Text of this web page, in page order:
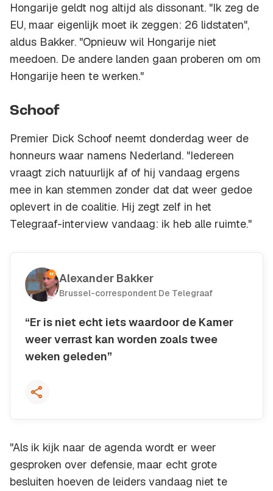
Hongarije geldt nog altijd als dissonant. "Ik zeg de
EU, maar eigenlijk moet ik zeggen: 26 lidstaten",
aldus Bakker. "Opnieuw wil Hongarije niet
meedoen. De andere landen gaan proberen om om
Hongarije heen te werken."
Schoof
Premier Dick Schoof neemt donderdag weer de
honneurs waar namens Nederland. "Iedereen
vraagt zich natuurlijk af of hij vandaag ergens
mee in kan stemmen zonder dat dat weer gedoe
oplevert in de coalitie. Hij zegt zelf in het
Telegraaf-interview vandaag: ik heb alle ruimte."
Alexander Bakker
Brussel-correspondent De Telegraaf
“Er is niet echt iets waardoor de Kamer
weer verrast kan worden zoals twee
weken geleden”
Kopieer quote
"Als ik kijk naar de agenda wordt er weer
gesproken over defensie, maar echt grote
besluiten hoeven de leiders vandaag niet te